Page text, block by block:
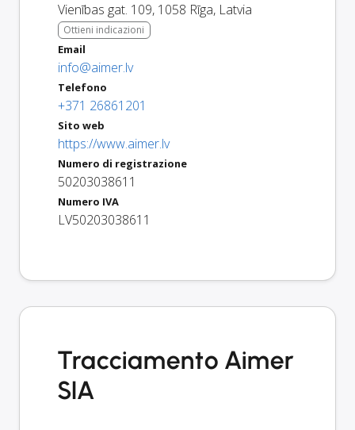
Vienības gat. 109, 1058 Rīga, Latvia
Ottieni indicazioni
Email
info@aimer.lv
Telefono
+371 26861201
Sito web
https://www.aimer.lv
Numero di registrazione
50203038611
Numero IVA
LV50203038611
Tracciamento Aimer
SIA